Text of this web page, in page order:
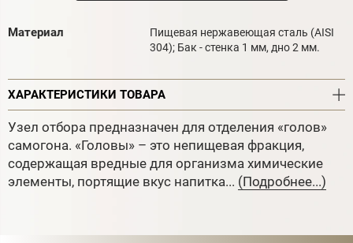
Материал
Пищевая нержавеющая сталь (AISI
304); Бак - стенка 1 мм, дно 2 мм.
ХАРАКТЕРИСТИКИ ТОВАРА
Узел отбора предназначен для отделения «голов»
самогона. «Головы» – это непищевая фракция,
содержащая вредные для организма химические
элементы, портящие вкус напитка... (Подробнее...)